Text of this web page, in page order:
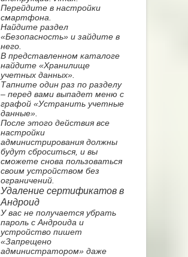
Перейдите в настройки
смартфона.
Найдите раздел
«Безопасность» и зайдите в
него.
В представленном каталоге
найдите «Хранилище
учетных данных».
Тапните один раз по разделу
– перед вами выпадет меню с
графой «Устранить учетные
данные».
После этого действия все
настройки
администрирования должны
будут сброситься, и вы
сможете снова пользоваться
своим устройством без
ограничений.
Удаление сертификатов в
Андроид
У вас не получается убрать
пароль с Андроида и
устройство пишет
«Запрещено
администратором» даже